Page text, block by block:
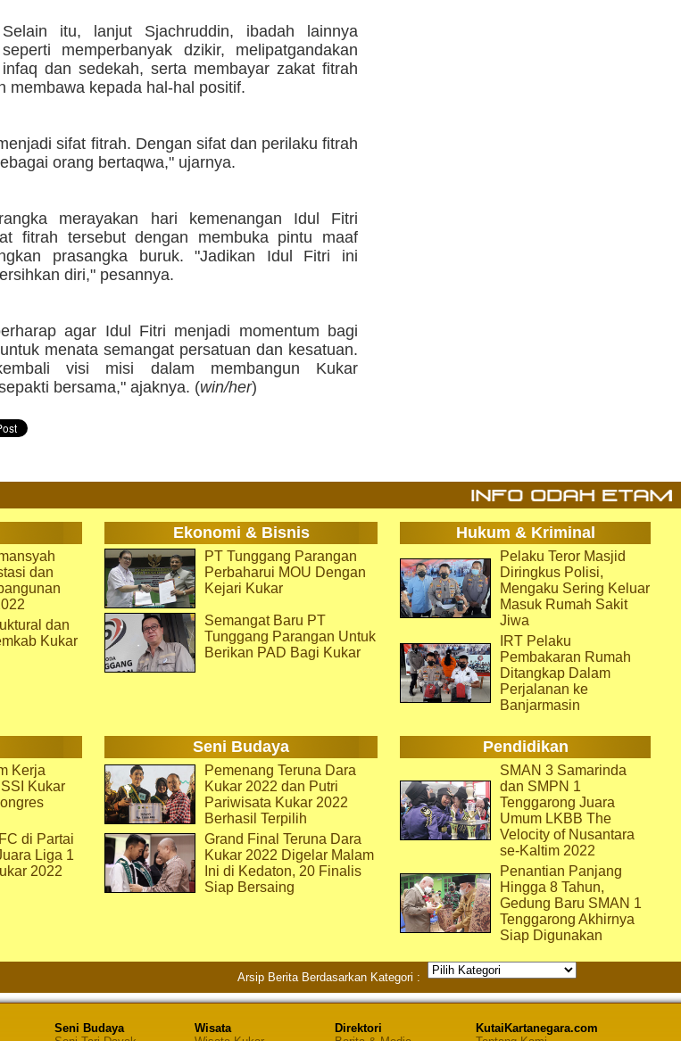
Selain itu, lanjut Sjachruddin, ibadah lainnya
seperti memperbanyak dzikir, melipatgandakan
infaq dan sedekah, serta membayar zakat fitrah
membawa kepada hal-hal positif.
sifat fitrah. Dengan sifat dan perilaku fitrah
orang bertaqwa," ujarnya.
merayakan hari kemenangan Idul Fitri
fitrah tersebut dengan membuka pintu maaf
prasangka buruk. "Jadikan Idul Fitri ini
diri," pesannya.
agar Idul Fitri menjadi momentum bagi
menata semangat persatuan dan kesatuan.
visi misi dalam membangun Kukar
bersama," ajaknya. (win/her)
Ekonomi & Bisnis Hukum & Kriminal
dan
dan
Kukar
PT Tunggang Parangan
Perbaharui MOU Dengan
Kejari Kukar
Semangat Baru PT
Tunggang Parangan Untuk
Berikan PAD Bagi Kukar
Pelaku Teror Masjid
Diringkus Polisi,
Mengaku Sering Keluar
Masuk Rumah Sakit
Jiwa
IRT Pelaku
Pembakaran Rumah
Ditangkap Dalam
Perjalanan ke
Banjarmasin
Seni Budaya Pendidikan
Kerja
Kukar
di Partai
Liga 1
2022
Pemenang Teruna Dara
Kukar 2022 dan Putri
Pariwisata Kukar 2022
Berhasil Terpilih
Grand Final Teruna Dara
Kukar 2022 Digelar Malam
Ini di Kedaton, 20 Finalis
Siap Bersaing
SMAN 3 Samarinda
dan SMPN 1
Tenggarong Juara
Umum LKBB The
Velocity of Nusantara
se-Kaltim 2022
Penantian Panjang
Hingga 8 Tahun,
Gedung Baru SMAN 1
Tenggarong Akhirnya
Siap Digunakan
Arsip Berita Berdasarkan Kategori :
Seni Budaya
Wisata
Direktori
KutaiKartanegara.com